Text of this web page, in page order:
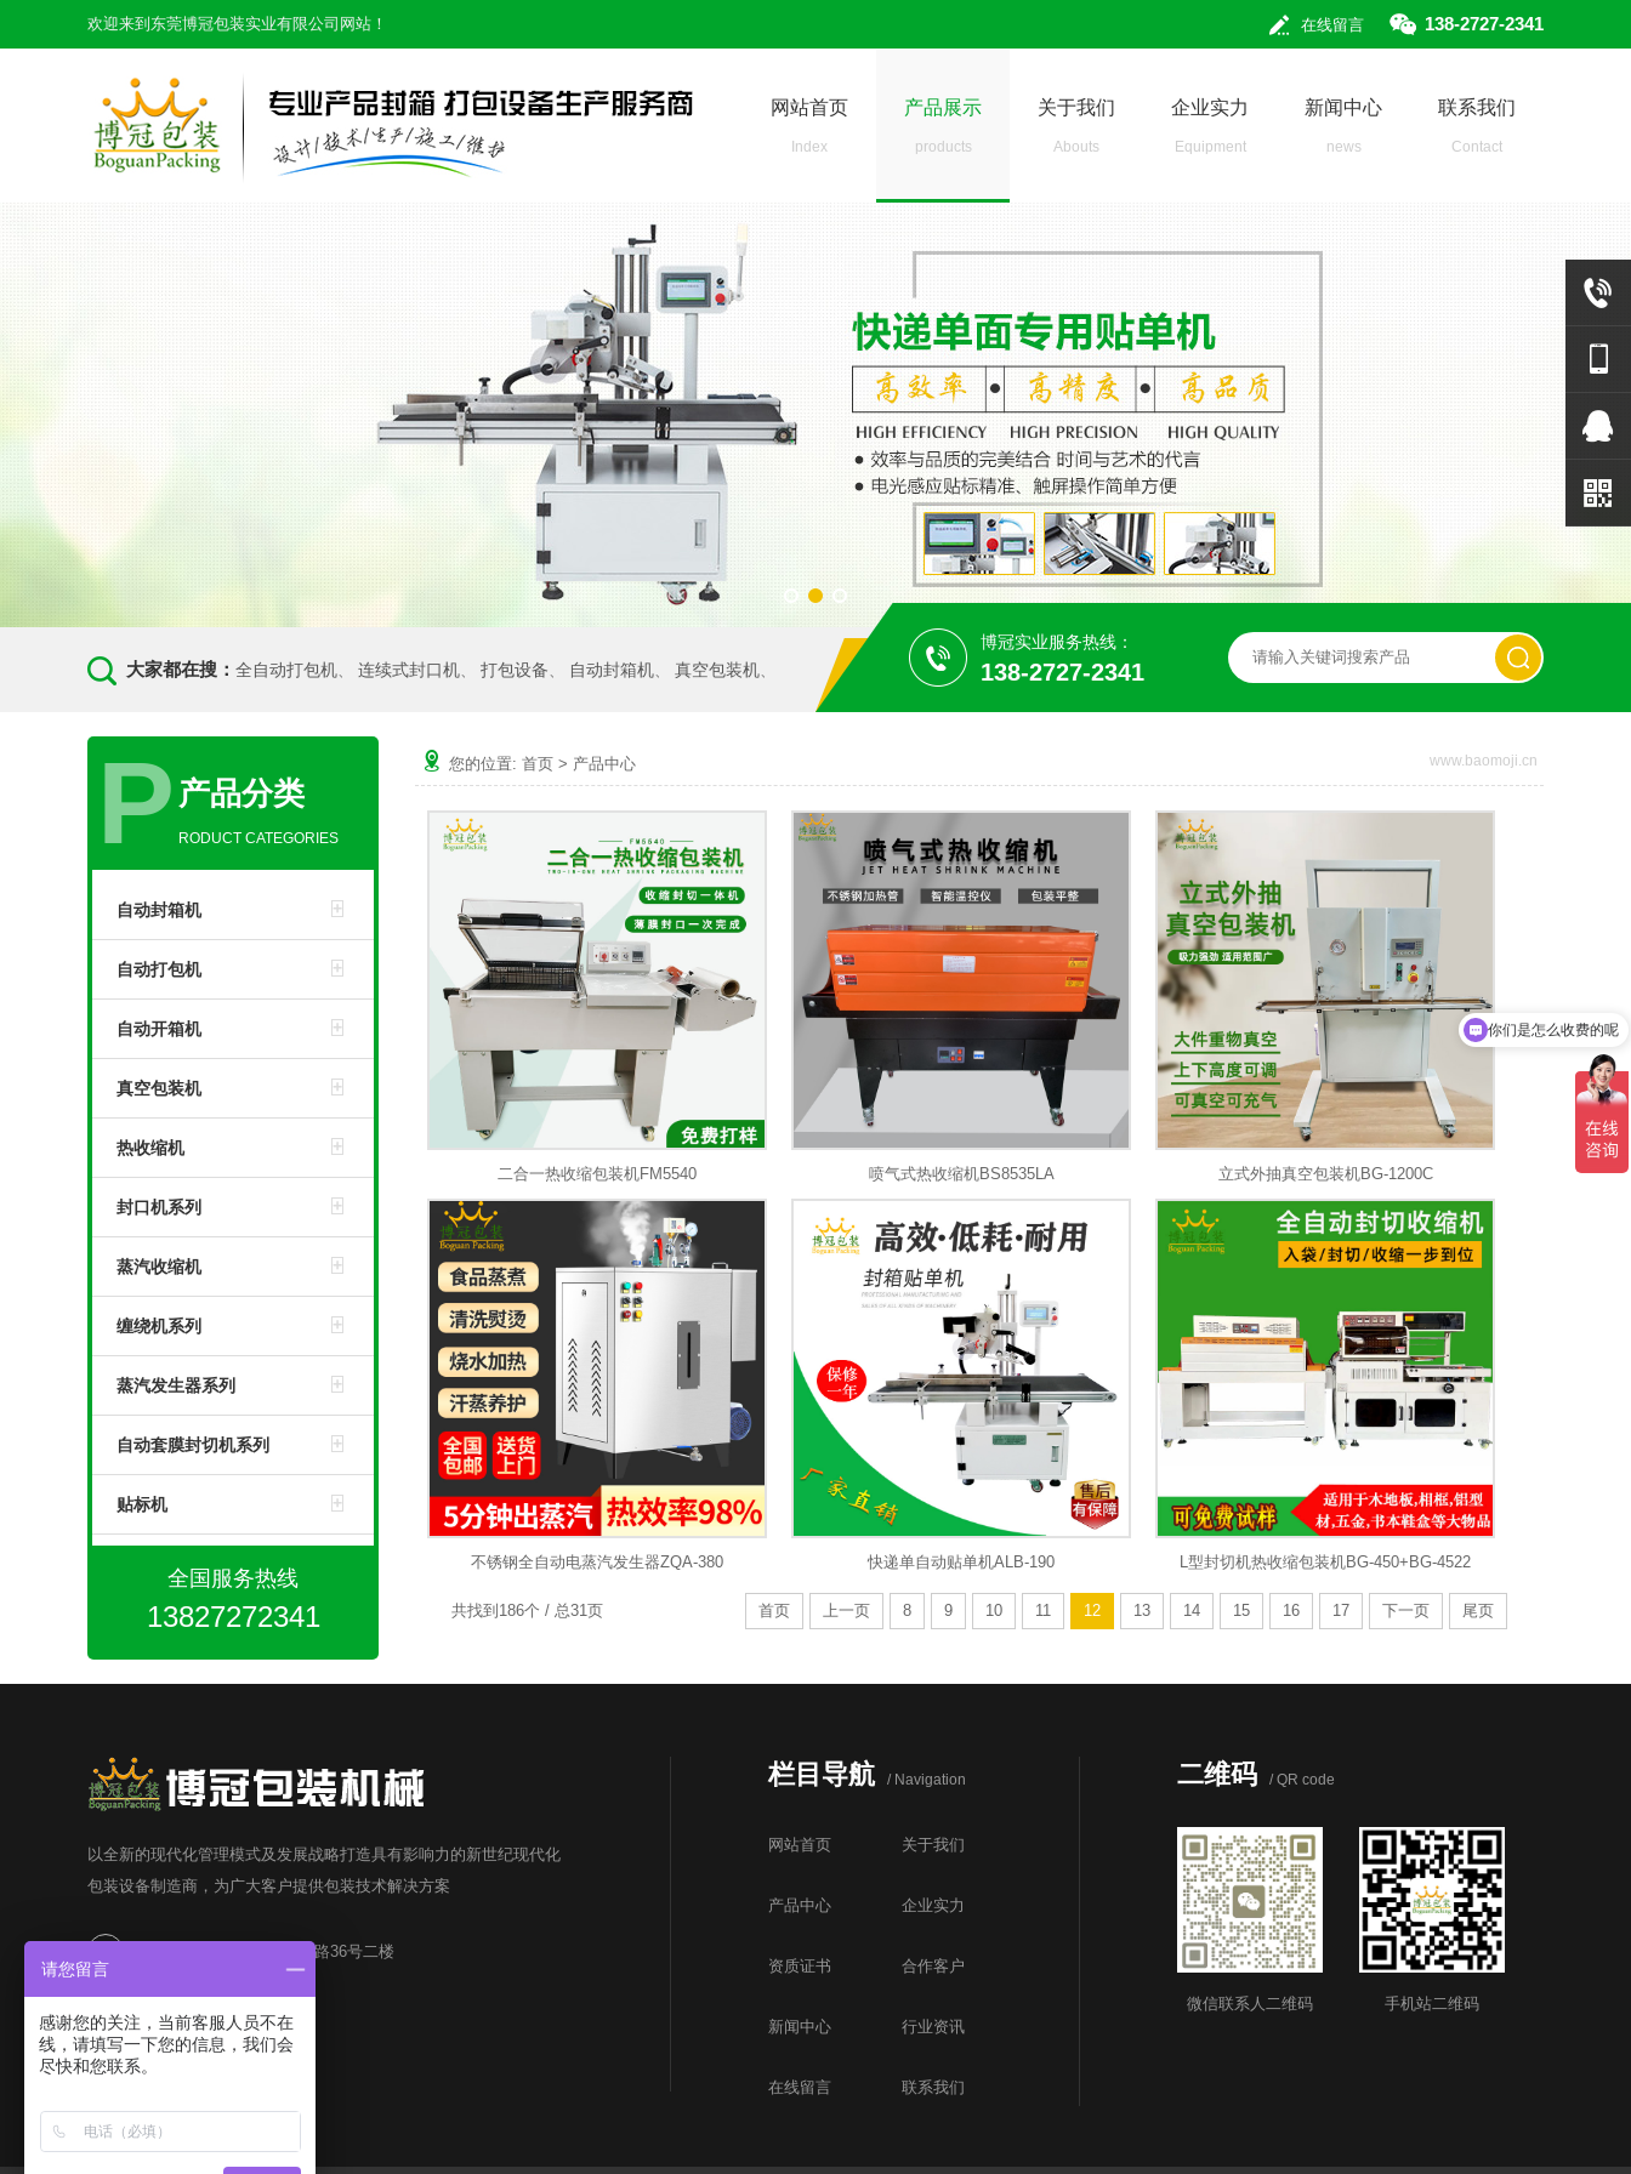
欢迎来到东莞博冠包装实业有限公司网站！ 在线留言 138-2727-2341
网站首页
Index
产品展示
products
关于我们
Abouts
企业实力
Equipment
新闻中心
news
联系我们
Contact
大家都在搜： 全自动打包机、 连续式封口机、 打包设备、 自动封箱机、 真空包装机、
博冠实业服务热线：
138-2727-2341
P 产品分类
RODUCT CATEGORIES
自动封箱机
自动打包机
自动开箱机
真空包装机
热收缩机
封口机系列
蒸汽收缩机
缠绕机系列
蒸汽发生器系列
自动套膜封切机系列
贴标机
全国服务热线
13827272341
您的位置: 首页 > 产品中心 www.baomoji.cn
二合一热收缩包装机FM5540 喷气式热收缩机BS8535LA 立式外抽真空包装机BG-1200C
不锈钢全自动电蒸汽发生器ZQA-380 快递单自动贴单机ALB-190 L型封切机热收缩包装机BG-450+BG-4522
共找到186个 / 总31页 首页 上一页 8 9 10 11 12 13 14 15 16 17 下一页 尾页
以全新的现代化管理模式及发展战略打造具有影响力的新世纪现代化
包装设备制造商，为广大客户提供包装技术解决方案
广东省东莞市东城区莞龙路36号二楼
13827272341 王小姐
104512250@qq.com
栏目导航 / Navigation
网站首页 关于我们
产品中心 企业实力
资质证书 合作客户
新闻中心 行业资讯
在线留言 联系我们
二维码 / QR code
微信联系人二维码 手机站二维码
你们是怎么收费的呢
现在有优惠活动吗
请您留言
感谢您的关注，当前客服人员不在
线，请填写一下您的信息，我们会
尽快和您联系。